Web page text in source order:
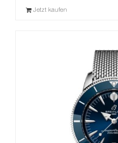
Jetzt kaufen